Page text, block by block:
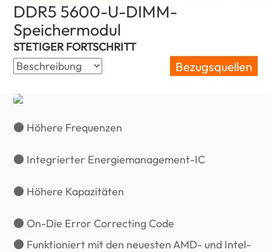
DDR5 5600-U-DIMM-
Speichermodul
STETIGER FORTSCHRITT
Bezugsquellen
● Höhere Frequenzen
● Integrierter Energiemanagement-IC
● Höhere Kapazitäten
● On-Die Error Correcting Code
● Funktioniert mit den neuesten AMD- und Intel-